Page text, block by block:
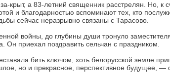
крыт, а 83-летний священник расстрелян. Но, к
и благодарностью вспоминают тех, кто
сейчас неразрывно связаны с Тарасово.
войны, до глубины души тронуло
приехал поздравить сельчан с праздником.
бить ключом, хоть белорусской земле
но и прекрасное, перспективное будущее, —